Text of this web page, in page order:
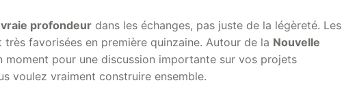
vraie profondeur dans les échanges, pas juste de la légèreté. Les
favorisées en première quinzaine. Autour de la Nouvelle
moment pour une discussion importante sur vos projets
voulez vraiment construire ensemble.